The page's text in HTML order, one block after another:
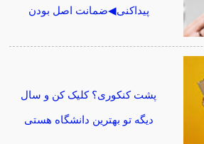
پیداکنی◀ضمانت اصل بودن
پشت کنکوری؟ کلیک کن و سال
دیگه تو بهترین دانشگاه هستی